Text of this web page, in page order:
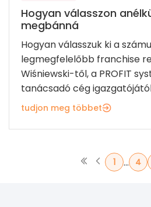
Hogyan válasszon
megbánná
Hogyan válasszuk ki a
legmegfelelőbb franchise
Wiśniewski-től, a PROFIT
tanácsadó cég
tudjon meg többet
1 ... 4